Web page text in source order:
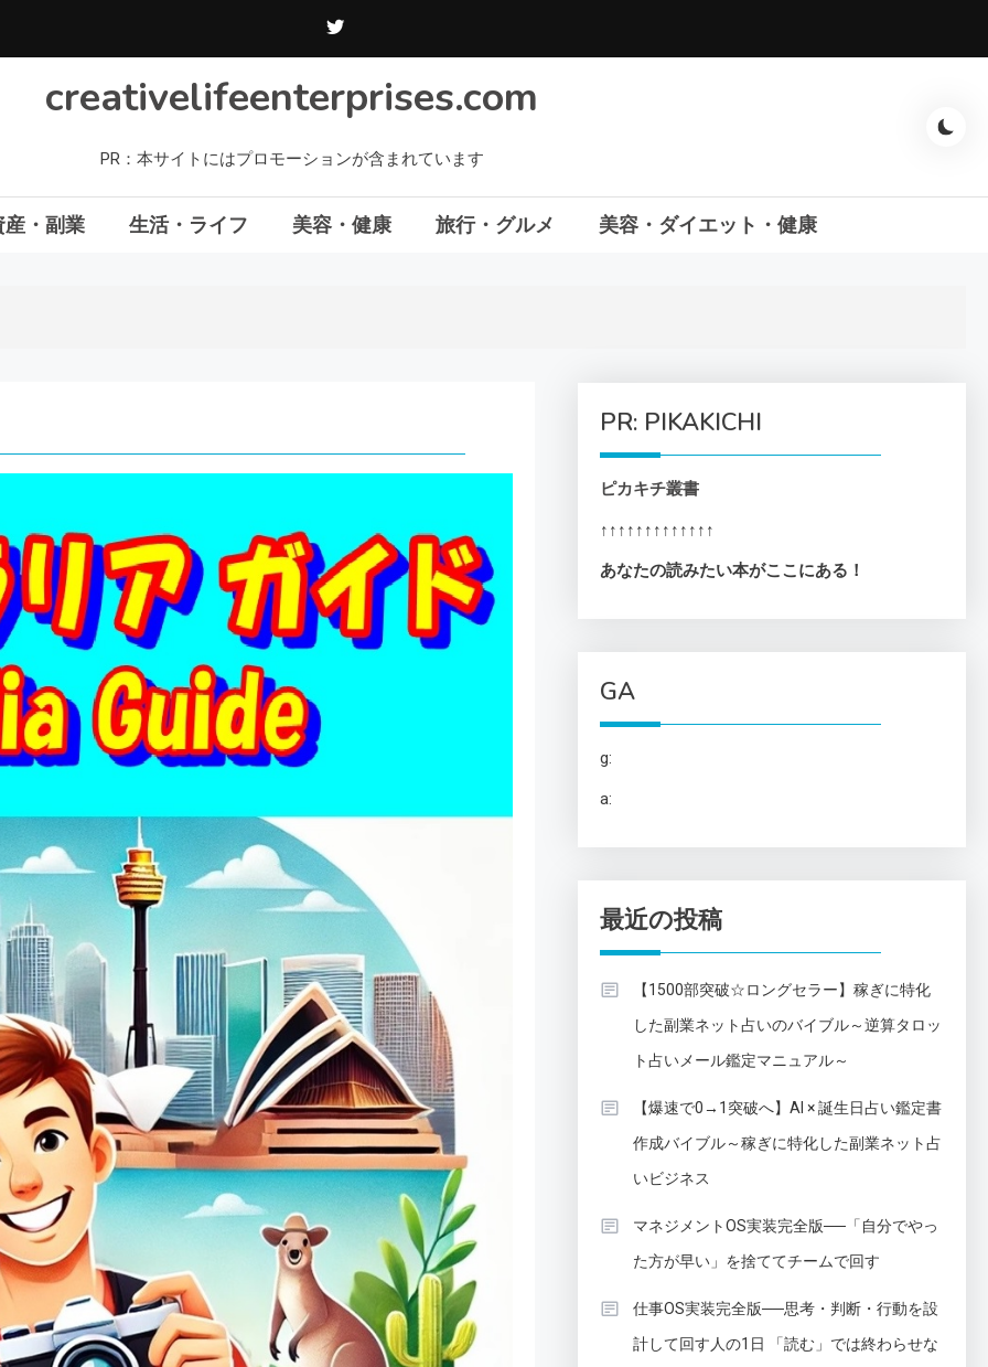
creativelifeenterprises.com
PR：本サイトにはプロモーションが含まれています
産・副業 生活・ライフ 美容・健康 旅行・グルメ 美容・ダイエット・健康
PR: PIKAKICHI
ピカキチ叢書
↑↑↑↑↑↑↑↑↑↑↑↑↑
あなたの読みたい本がここにある！
GA
g:
a:
最近の投稿
【1500部突破☆ロングセラー】稼ぎに特化
した副業ネット占いのバイブル～逆算タロッ
ト占いメール鑑定マニュアル～
【爆速で0→1突破へ】AI × 誕生日占い鑑定書
作成バイブル～稼ぎに特化した副業ネット占
いビジネス
マネジメントOS実装完全版──「自分でやっ
た方が早い」を捨ててチームで回す
仕事OS実装完全版──思考・判断・行動を設
計して回す人の1日 「読む」では終わらせな